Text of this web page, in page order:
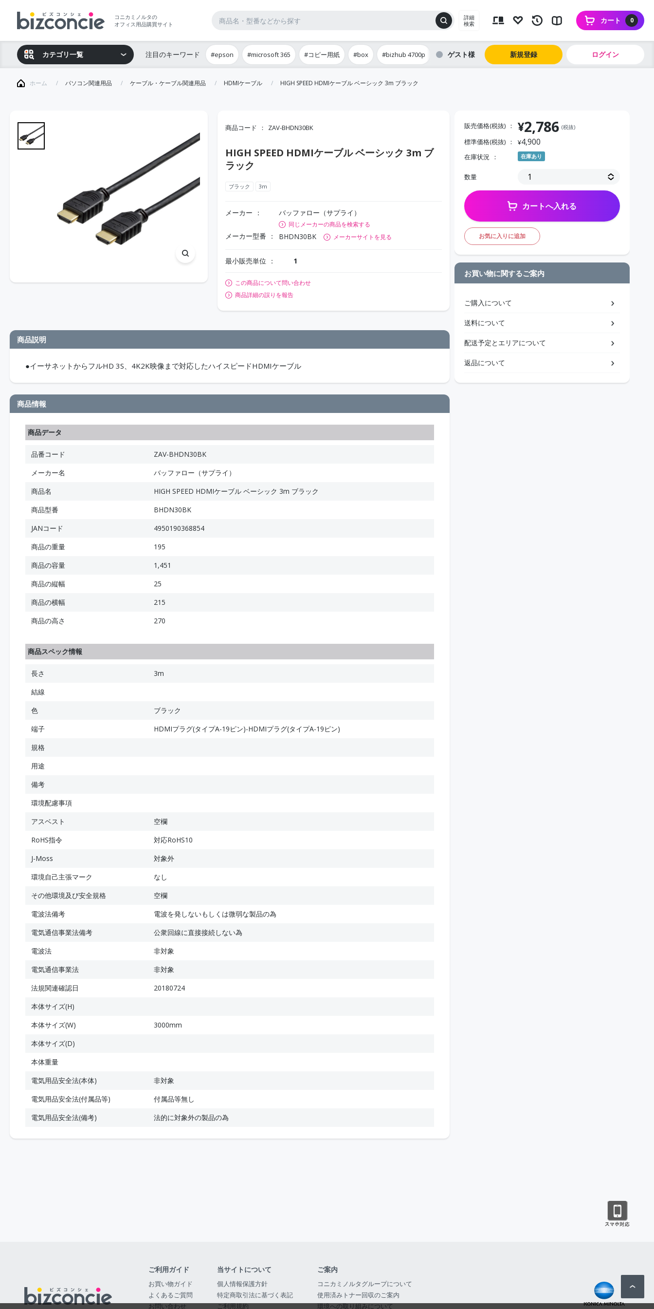
コニカミノルタの
オフィス用品購買サイト
詳細
検索
0
カート
カテゴリ一覧 注目のキーワード #epson #microsoft 365 #コピー用紙 #box #bizhub 4700p ゲスト 新規登録 ログイン
ホーム パソコン関連用品 ケーブル・ケーブル関連用品 HDMIケーブル HIGH SPEED HDMIケーブル ベーシック 3m ブラック
商品コード ZAV-BHDN30BK
HIGH SPEED HDMIケーブル ベーシック 3m ブ
ラック
ブラック 3m
メーカー バッファロー（サプライ）
同じメーカーの商品を検索する
メーカー型番 BHDN30BK メーカーサイトを見る
最小販売単位 1
この商品について問い合わせ
商品詳細の誤りを報告
商品説明
●イーサネットからフルHD 3S、4K2K映像まで対応したハイスピードHDMIケーブル
商品情報
商品データ
品番コード
ZAV-BHDN30BK
メーカー名
バッファロー（サプライ）
商品名
HIGH SPEED HDMIケーブル ベーシック 3m ブラック
商品型番
BHDN30BK
JANコード
4950190368854
商品の重量
195
商品の容量
1,451
商品の縦幅
25
商品の横幅
215
商品の高さ
270
商品スペック情報
長さ
3m
結線
色
ブラック
端子
HDMIプラグ(タイプA-19ピン)-HDMIプラグ(タイプA-19ピン)
規格
用途
備考
環境配慮事項
アスベスト
空欄
RoHS指令
対応RoHS10
J-Moss
対象外
環境自己主張マーク
なし
その他環境及び安全規格
空欄
電波法備考
電波を発しないもしくは微弱な製品の為
電気通信事業法備考
公衆回線に直接接続しない為
電波法
非対象
電気通信事業法
非対象
法規関連確認日
20180724
本体サイズ(H)
本体サイズ(W)
3000mm
本体サイズ(D)
本体重量
電気用品安全法(本体)
非対象
電気用品安全法(付属品等)
付属品等無し
電気用品安全法(備考)
法的に対象外の製品の為
販売価格(税抜) ¥2,786 (税抜)
標準価格(税抜) ¥4,900
在庫状況 在庫あり
数量
カートへ入れる
お気に入りに追加
お買い物に関するご案内
ご購入について
送料について
配送予定とエリアについて
返品について
ご利用ガイド
お買い物ガイド
よくあるご質問
お問い合わせ
当サイトについて
個人情報保護方針
特定商取引法に基づく表記
ご利用規約
ご案内
コニカミノルタグループについて
使用済みトナー回収のご案内
環境への取り組みについて